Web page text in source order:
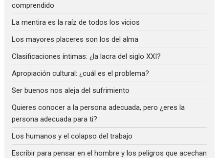
comprendido
La mentira es la raíz de todos los vicios
Los mayores placeres son los del alma
Clasificaciones íntimas: ¿la lacra del siglo XXI?
Apropiación cultural: ¿cuál es el problema?
Ser buenos nos aleja del sufrimiento
Quieres conocer a la persona adecuada, pero ¿eres la
persona adecuada para ti?
Los humanos y el colapso del trabajo
Escribir para pensar en el hombre y los peligros que acechan